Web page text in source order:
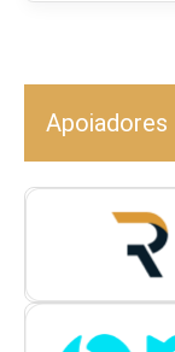
Apoiadores